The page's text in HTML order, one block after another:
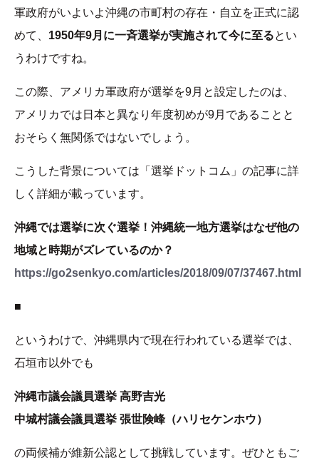
軍政府がいよいよ沖縄の市町村の存在・自立を正式に認
めて、 1950年9月に一斉選挙が実施されて今に至るとい
うわけですね。
この際、アメリカ軍政府が選挙を9月と設定したのは、
アメリカでは日本と異なり年度初めが9月であることと
おそらく無関係ではないでしょう。
こうした背景については「選挙ドットコム」の記事に詳
しく詳細が載っています。
沖縄では選挙に次ぐ選挙！沖縄統一地方選挙はなぜ他の
地域と時期がズレているのか？
https://go2senkyo.com/articles/2018/09/07/37467.html
■
というわけで、沖縄県内で現在行われている選挙では、
石垣市以外でも
沖縄市議会議員選挙 高野吉光
中城村議会議員選挙 張世険峰（ハリセケンホウ）
の両候補が維新公認として挑戦しています。ぜひともご